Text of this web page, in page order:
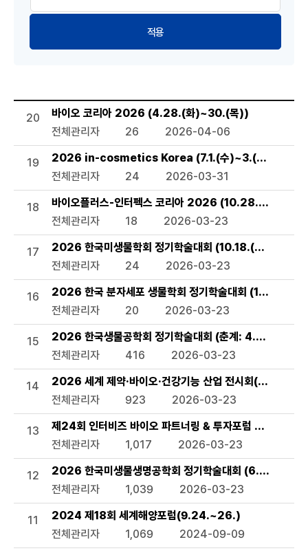
적용
세미나 및 행사 목록으로 번호, 제목, 작성자, 조회수,등록일,
20
바이오 코리아 2026 (4.28.(화)~30.(목))
전체관리자
26 2026-04-06
19
2026 in-cosmetics Korea (7.1.(수)~3.(금))
전체관리자
24 2026-03-31
18
바이오플러스-인터펙스 코리아 2026 (10.28.(수
전체관리자
18 2026-03-23
17
2026 한국미생물학회 정기학술대회 (10.18.(일)~20.(
전체관리자
24 2026-03-23
16
2026 한국 분자세포 생물학회 정기학술대회 (10.6.(화
전체관리자
20 2026-03-23
15
2026 한국생물공학회 정기학술대회 (춘계: 4.8.(수
전체관리자
416 2026-03-23
14
2026 세계 제약·바이오·건강기능 산업 전시회(CPHI)
전체관리자
923 2026-03-23
13
제24회 인터비즈 바이오 파트너링 & 투자포럼 2026
전체관리자
1,017 2026-03-23
12
2026 한국미생물생명공학회 정기학술대회 (6.24.(수
전체관리자
1,039 2026-03-23
11
2024 제18회 세계해양포럼(9.24.~26.)
전체관리자
1,069 2024-09-09